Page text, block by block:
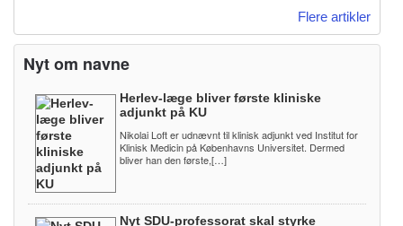
Flere artikler
Nyt om navne
Herlev-læge bliver første kliniske
adjunkt på KU
Nikolai Loft er udnævnt til klinisk adjunkt ved Institut for
Klinisk Medicin på Københavns Universitet. Dermed
bliver han den første,[…]
Nyt SDU-professorat skal styrke